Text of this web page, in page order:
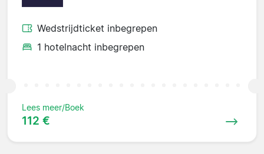
Wedstrijdticket inbegrepen
1 hotelnacht inbegrepen
Lees meer/Boek
112 €